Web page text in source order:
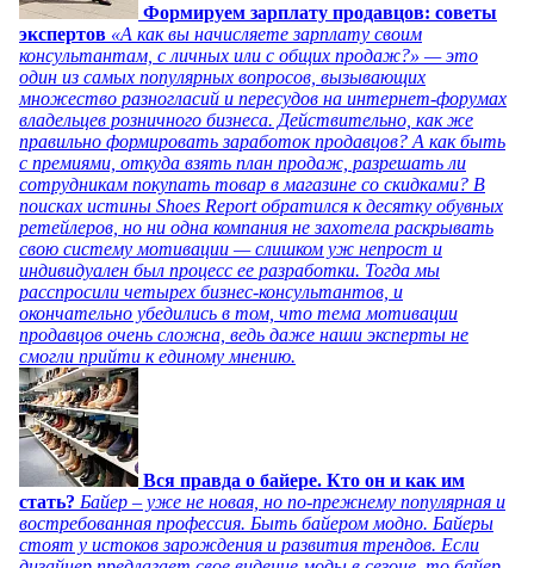
Формируем зарплату продавцов: советы
экспертов «А как вы начисляете зарплату своим
консультантам, с личных или с общих продаж?» — это
один из самых популярных вопросов, вызывающих
множество разногласий и пересудов на интернет-форумах
владельцев розничного бизнеса. Действительно, как же
правильно формировать заработок продавцов? А как быть
с премиями, откуда взять план продаж, разрешать ли
сотрудникам покупать товар в магазине со скидками? В
поисках истины Shoes Report обратился к десятку обувных
ретейлеров, но ни одна компания не захотела раскрывать
свою систему мотивации — слишком уж непрост и
индивидуален был процесс ее разработки. Тогда мы
расспросили четырех бизнес-консультантов, и
окончательно убедились в том, что тема мотивации
продавцов очень сложна, ведь даже наши эксперты не
смогли прийти к единому мнению.
Вся правда о байере. Кто он и как им
стать? Байер – уже не новая, но по-прежнему популярная и
востребованная профессия. Быть байером модно. Байеры
стоят у истоков зарождения и развития трендов. Если